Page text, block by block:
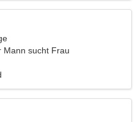
Mann sucht Frau